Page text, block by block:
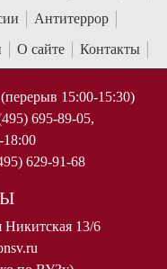
Антитеррор
О сайте Контакты
15:00-15:30)
695-89-05,
629-91-68
Никитская 13/6